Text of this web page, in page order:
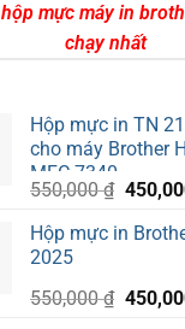
hộp mực máy in
chạy nhất
Hộp mực in TN
cho máy Brother
MFC 7340
550,000₫ Giá
là:
Hộp mực in
2025
550,000₫ Giá